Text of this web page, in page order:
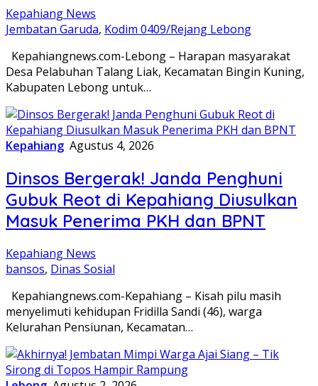
Kepahiang News
Jembatan Garuda, Kodim 0409/Rejang Lebong
Kepahiangnews.com-Lebong – Harapan masyarakat
Desa Pelabuhan Talang Liak, Kecamatan Bingin Kuning,
Kabupaten Lebong untuk…
Kepahiang Agustus 4, 2026
Dinsos Bergerak! Janda Penghuni
Gubuk Reot di Kepahiang Diusulkan
Masuk Penerima PKH dan BPNT
Kepahiang News
bansos, Dinas Sosial
Kepahiangnews.com-Kepahiang – Kisah pilu masih
menyelimuti kehidupan Fridilla Sandi (46), warga
Kelurahan Pensiunan, Kecamatan…